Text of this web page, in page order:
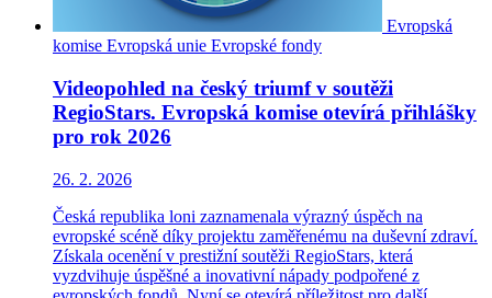
Evropská
komise Evropská unie Evropské fondy
Videopohled na český triumf v soutěži
RegioStars. Evropská komise otevírá přihlášky
pro rok 2026
26. 2. 2026
Česká republika loni zaznamenala výrazný úspěch na
evropské scéně díky projektu zaměřenému na duševní zdraví.
Získala ocenění v prestižní soutěži RegioStars, která
vyzdvihuje úspěšné a inovativní nápady podpořené z